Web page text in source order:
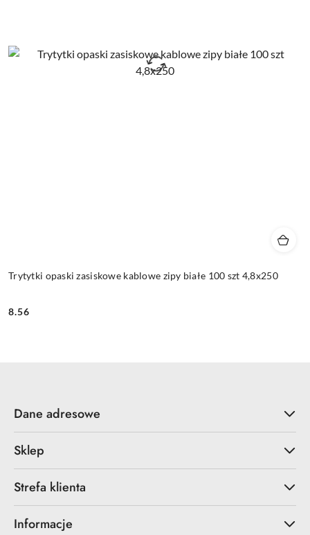
Trytytki opaski zasiskowe kablowe zipy białe 100 szt 4,8x250
Cena:
8.56
Dane adresowe
Sklep
Strefa klienta
Informacje